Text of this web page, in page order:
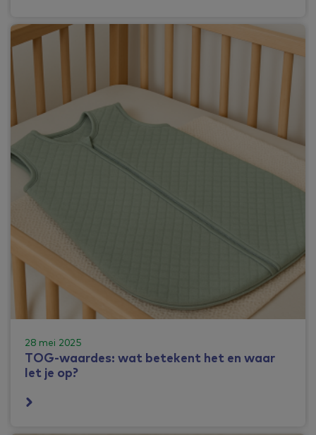
28 mei 2025
TOG-waardes: wat betekent het en waar
let je op?